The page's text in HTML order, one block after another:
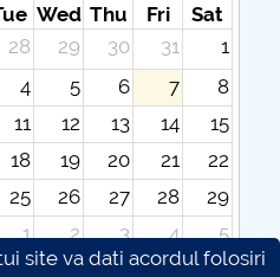
Wed Thu Fri
Sat
28 29 30 31
1
4 5 6 7
8
11 12 13 14
15
18 19 20 21
22
25 26 27 28
29
1 2 3 4
5
site va dati acordul folosiri